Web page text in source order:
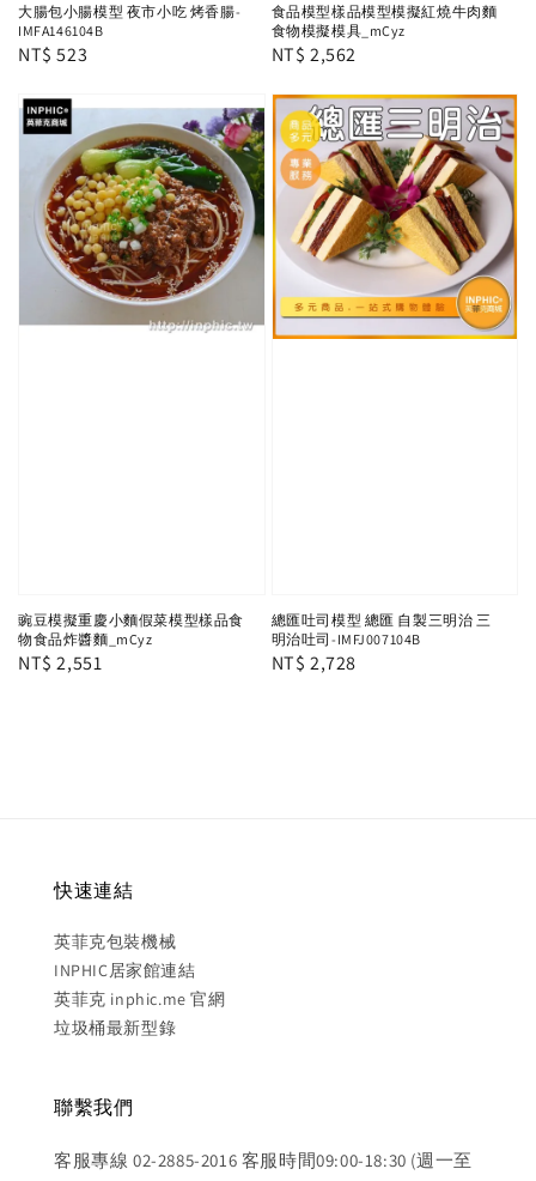
大腸包小腸模型 夜市小吃 烤香腸-
IMFA146104B
Regular
NT$ 523
食品模型樣品模型模擬紅燒牛肉麵
食物模擬模具_mCyz
Regular
NT$ 2,562
豌豆模擬重慶小麵假菜模型樣品食
物食品炸醬麵_mCyz
Regular
NT$ 2,551
總匯吐司模型 總匯 自製三明治 三
明治吐司-IMFJ007104B
Regular
NT$ 2,728
快速連結
英菲克包裝機械
INPHIC居家館連結
英菲克 inphic.me 官網
垃圾桶最新型錄
聯繫我們
客服專線 02-2885-2016 客服時間09:00-18:30 (週一至